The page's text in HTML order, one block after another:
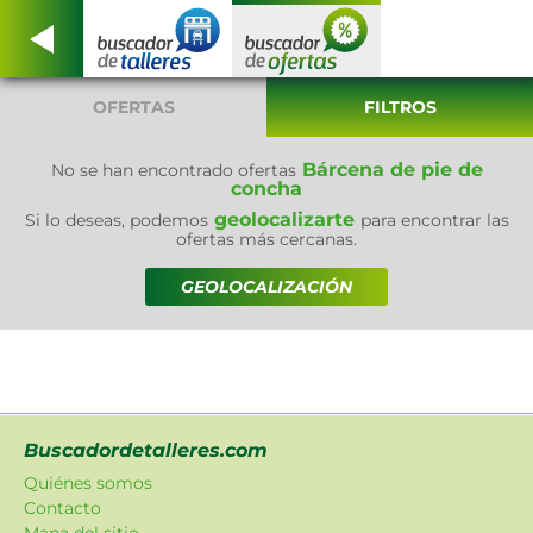
OFERTAS FILTROS
No se han encontrado ofertasBárcena de pie de
concha
Si lo deseas, podemosgeolocalizarte para encontrar las
ofertas más cercanas.
GEOLOCALIZACIÓN
Buscadordetalleres.com
Quiénes somos
Contacto